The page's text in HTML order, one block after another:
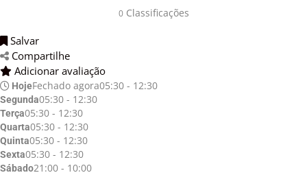
0Classificações
Salvar
Compartilhe
Adicionar avaliação
HojeFechado agora05:30 - 12:30
Segunda05:30 - 12:30
Terça05:30 - 12:30
Quarta05:30 - 12:30
Quinta05:30 - 12:30
Sexta05:30 - 12:30
Sábado21:00 - 10:00